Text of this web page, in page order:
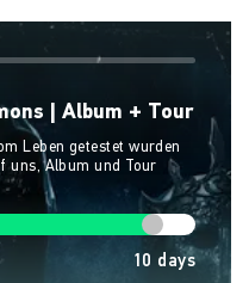
| Album + Tour
Leben getestet wurden
uns, Album und Tour
10 days